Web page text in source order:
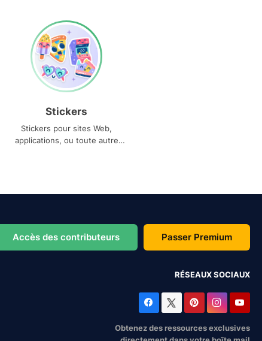
Stickers
Stickers pour sites Web,
applications, ou toute autre
Accès des contributeurs Passer Premium
RÉSEAUX SOCIAUX
Obtenez des ressources exclusives